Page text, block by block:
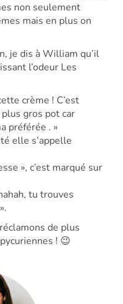
non seulement
mais en plus on
je dis à William qu’il
l’odeur Les
crème ! C’est
plus gros pot car
préférée . »
elle s’appelle
», c’est marqué sur
tu trouves
de plus
! 😉